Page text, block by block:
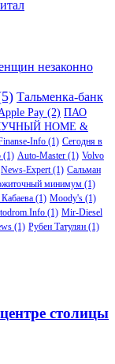
незаконно
Тальменка-банк
Pay (2) ПАО
HOME &
Info (1) Сегодня в
(1) Auto-Master (1) Volvo
News-Expert(1) Сальман
минимум (1)
(1) Moody's (1)
(1) Mir-Diesel
(1) Рубен Татулян (1)
столицы